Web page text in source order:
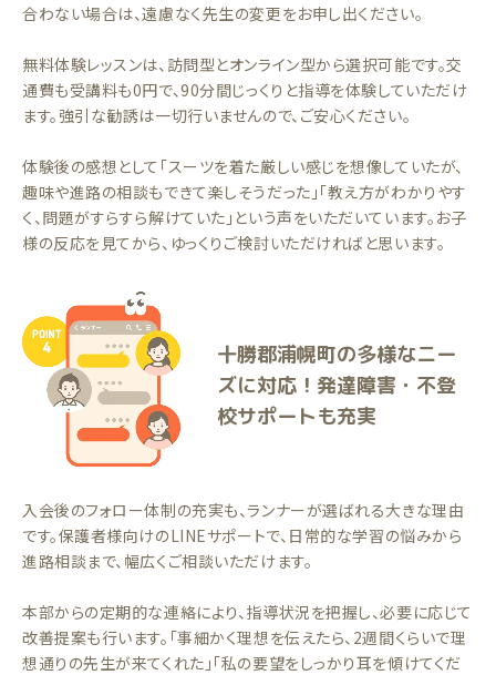
合わない場合は、遠慮なく先生の変更をお申し出ください。
無料体験レッスンは、訪問型とオンライン型から選択可能です。交
通費も受講料も0円で、90分間じっくりと指導を体験していただけ
ます。強引な勧誘は一切行いませんので、ご安心ください。
体験後の感想として「スーツを着た厳しい感じを想像していたが、
趣味や進路の相談もできて楽しそうだった」「教え方がわかりやす
く、問題がすらすら解けていた」という声をいただいています。お子
様の反応を見てから、ゆっくりご検討いただければと思います。
十勝郡浦幌町の多様なニー
ズに対応！発達障害・不登
校サポートも充実
入会後のフォロー体制の充実も、ランナーが選ばれる大きな理由
です。保護者様向けのLINEサポートで、日常的な学習の悩みから
進路相談まで、幅広くご相談いただけます。
本部からの定期的な連絡により、指導状況を把握し、必要に応じて
改善提案も行います。「事細かく理想を伝えたら、2週間くらいで理
想通りの先生が来てくれた」「私の要望をしっかり耳を傾けてくだ